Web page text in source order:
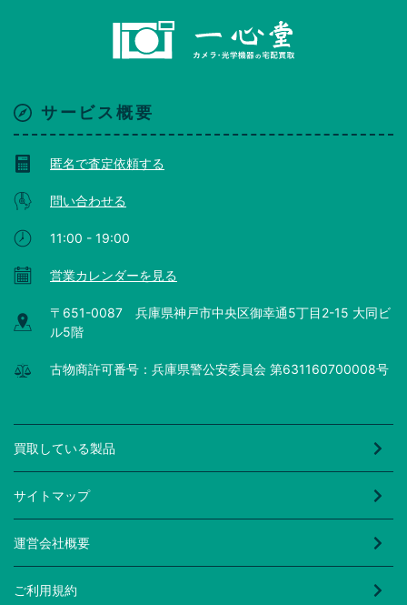
サービス概要
匿名で査定依頼する
問い合わせる
11:00 - 19:00
営業カレンダーを見る
〒651-0087 兵庫県神戸市中央区御幸通5丁目2-15 大同ビ
ル5階
古物商許可番号：兵庫県警公安委員会 第631160700008号
買取している製品
サイトマップ
運営会社概要
ご利用規約